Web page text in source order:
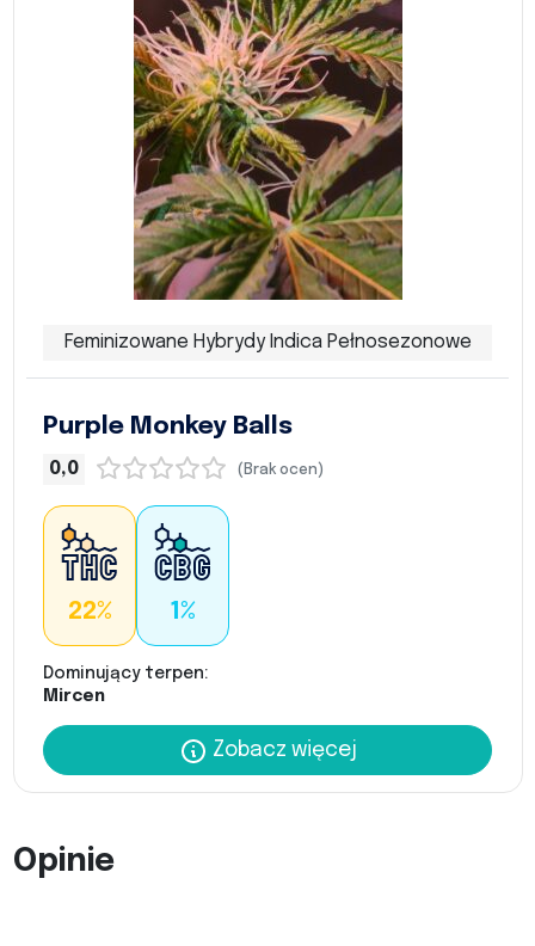
Feminizowane Hybrydy Indica Pełnosezonowe
Purple Monkey Balls
0,0 (Brak ocen)
22% 1%
Dominujący terpen:
Mircen
Zobacz więcej
Opinie